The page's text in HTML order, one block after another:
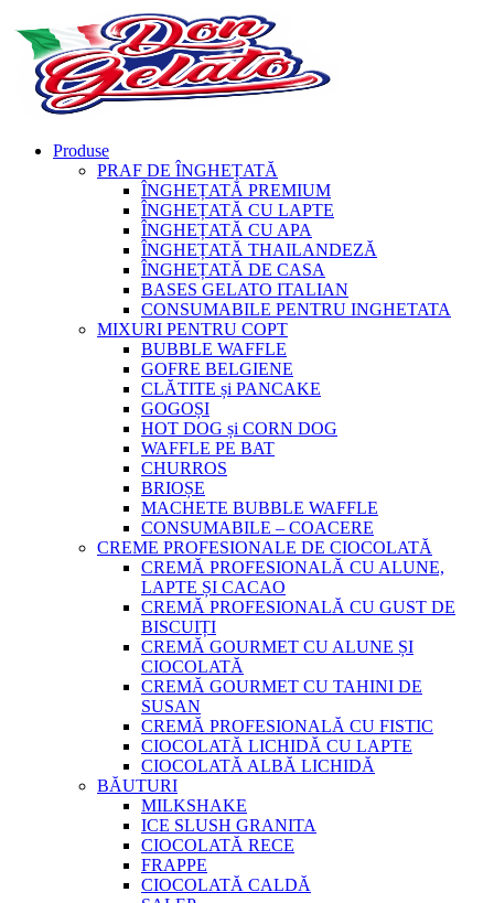
Produse
PRAF DE ÎNGHEȚATĂ
ÎNGHEȚATĂ PREMIUM
ÎNGHEȚATĂ CU LAPTE
ÎNGHEȚATĂ CU APA
ÎNGHEȚATĂ THAILANDEZĂ
ÎNGHEȚATĂ DE CASA
BASES GELATO ITALIAN
CONSUMABILE PENTRU INGHETATA
MIXURI PENTRU COPT
BUBBLE WAFFLE
GOFRE BELGIENE
CLĂTITE și PANCAKE
GOGOȘI
HOT DOG și CORN DOG
WAFFLE PE BAT
CHURROS
BRIOȘE
MACHETE BUBBLE WAFFLE
CONSUMABILE – COACERE
CREME PROFESIONALE DE CIOCOLATĂ
CREMĂ PROFESIONALĂ CU ALUNE,
LAPTE ȘI CACAO
CREMĂ PROFESIONALĂ CU GUST DE
BISCUIȚI
CREMĂ GOURMET CU ALUNE ȘI
CIOCOLATĂ
CREMĂ GOURMET CU TAHINI DE
SUSAN
CREMĂ PROFESIONALĂ CU FISTIC
CIOCOLATĂ LICHIDĂ CU LAPTE
CIOCOLATĂ ALBĂ LICHIDĂ
BĂUTURI
MILKSHAKE
ICE SLUSH GRANITA
CIOCOLATĂ RECE
FRAPPE
CIOCOLATĂ CALDĂ